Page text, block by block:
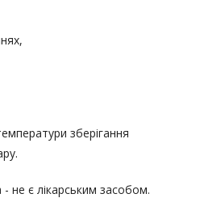
зберігання
не є лікарським засобом.